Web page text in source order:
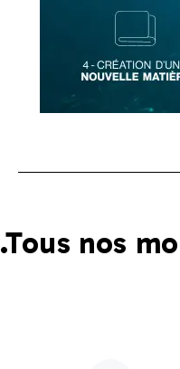
.Tous nos